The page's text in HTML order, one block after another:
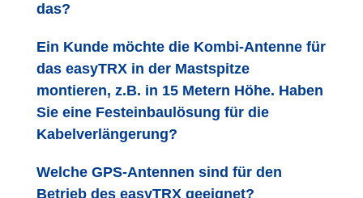
das?
Ein Kunde möchte die Kombi-Antenne für
das easyTRX in der Mastspitze
montieren, z.B. in 15 Metern Höhe. Haben
Sie eine Festeinbaulösung für die
Kabelverlängerung?
Welche GPS-Antennen sind für den
Betrieb des easyTRX geeignet?